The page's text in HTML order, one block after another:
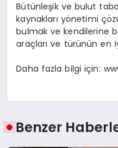
Bütünleşik ve bulut
kaynakları yönetimi
bulmak ve kendilerine
araçları ve türünün en
Daha fazla bilgi için:
Benzer